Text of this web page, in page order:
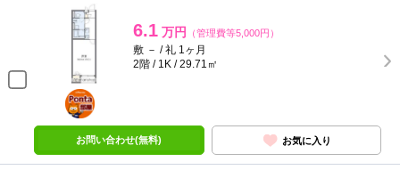
6.1 万円 （管理費等5,000円）
敷 － / 礼 1ヶ月
2階 / 1K / 29.71㎡
ポンタ
部屋
お問い合わせ(無料) お気に入り